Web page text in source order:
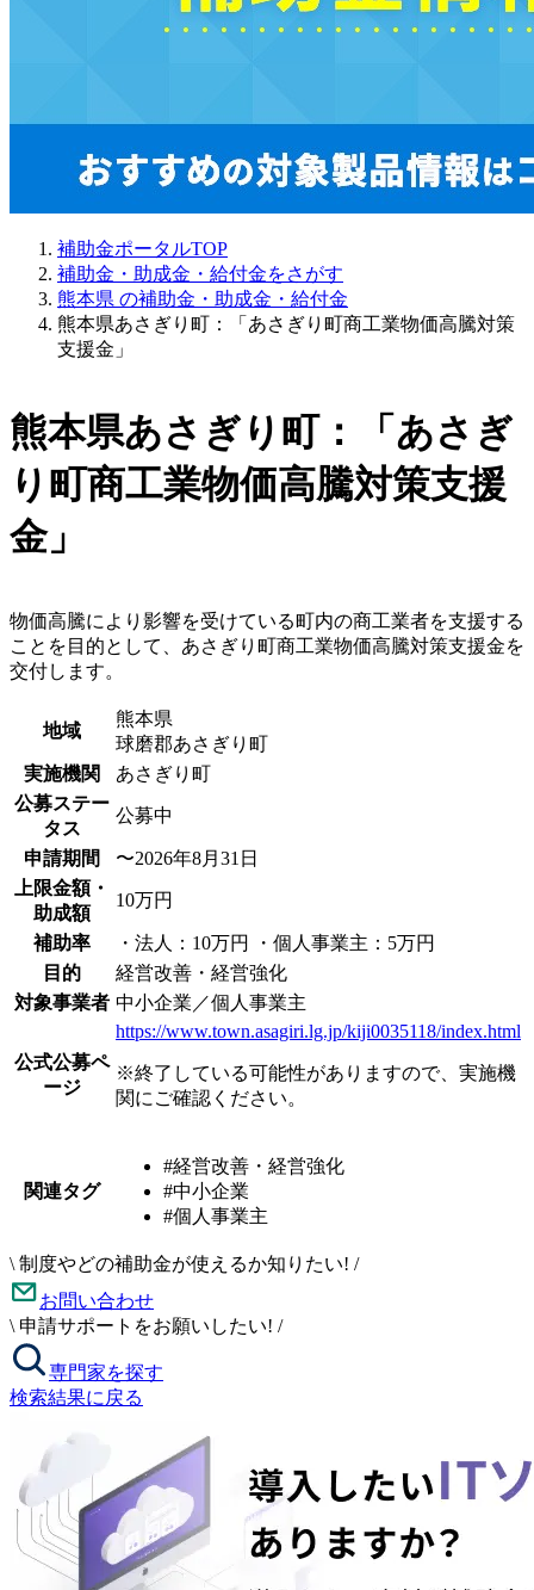
補助金ポータルTOP
補助金・助成金・給付金をさがす
熊本県 の補助金・助成金・給付金
熊本県あさぎり町：「あさぎり町商工業物価高騰対策
支援金」
熊本県あさぎり町：「あさぎ
り町商工業物価高騰対策支援
金」
物価高騰により影響を受けている町内の商工業者を支援する
ことを目的として、あさぎり町商工業物価高騰対策支援金を
交付します。
地域
熊本県
球磨郡あさぎり町
実施機関
あさぎり町
公募ステー
タス
公募中
申請期間
〜2026年8月31日
上限金額・
助成額
10万円
補助率
・法人：10万円 ・個人事業主：5万円
目的
経営改善・経営強化
対象事業者 中小企業／個人事業主
公式公募ペ
ージ
https://www.town.asagiri.lg.jp/kiji0035118/index.html
※終了している可能性がありますので、実施機
関にご確認ください。
関連タグ
#経営改善・経営強化
#中小企業
#個人事業主
\ 制度やどの補助金が使えるか知りたい! /
お問い合わせ
\ 申請サポートをお願いしたい! /
専門家を探す
検索結果に戻る